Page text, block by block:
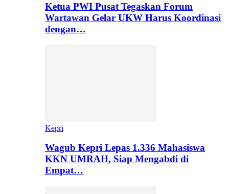
Ketua PWI Pusat Tegaskan Forum
Wartawan Gelar UKW Harus Koordinasi
dengan…
Kepri
Wagub Kepri Lepas 1.336 Mahasiswa
KKN UMRAH, Siap Mengabdi di
Empat…